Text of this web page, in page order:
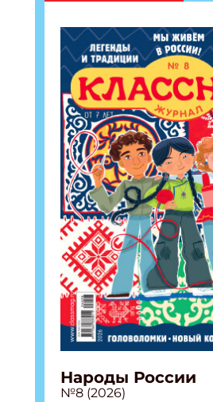
Народы России
№8 (2026)